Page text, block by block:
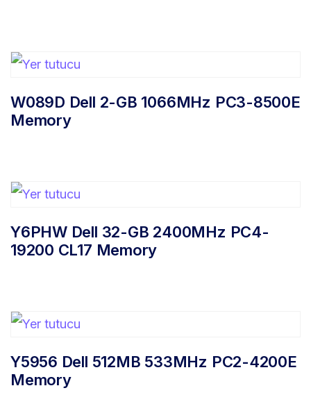
W089D Dell 2-GB 1066MHz PC3-8500E
Memory
Y6PHW Dell 32-GB 2400MHz PC4-
19200 CL17 Memory
Y5956 Dell 512MB 533MHz PC2-4200E
Memory